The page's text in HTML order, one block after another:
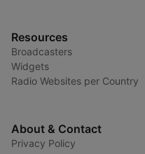
Resources
Broadcasters
Widgets
Radio Websites per Country
About & Contact
Privacy Policy